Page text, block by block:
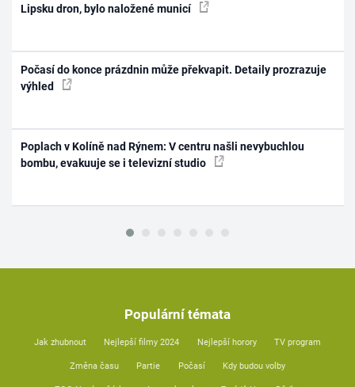
Lipsku dron, bylo naložené municí
Počasí do konce prázdnin může překvapit. Detaily prozrazuje
výhled
Poplach v Kolíně nad Rýnem: V centru našli nevybuchlou
bombu, evakuuje se i televizní studio
Populární témata
Jak zhubnout Nejlepší filmy 2024 Nejlepší horory TV program
Změna času Partie Počasí Kdy budou volby